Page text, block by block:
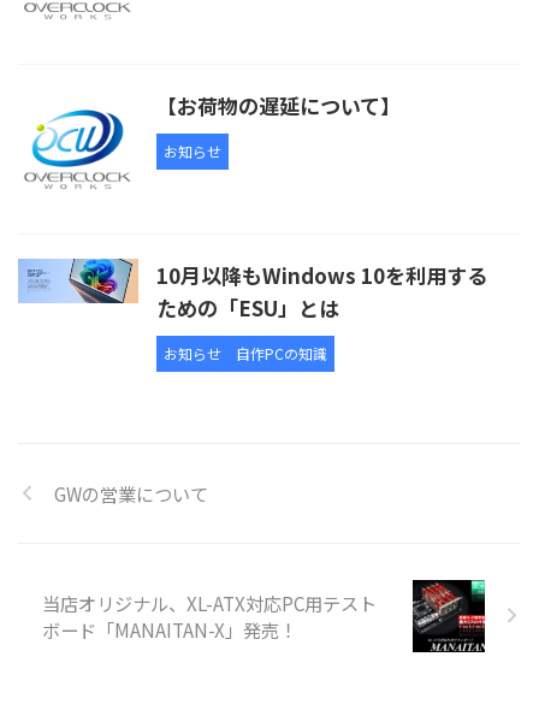
【お荷物の遅延について】
お知らせ
10月以降もWindows 10を利用する
ための「ESU」とは
お知らせ 自作PCの知識
GWの営業について
当店オリジナル、XL-ATX対応PC用テスト
ボード「MANAITAN-X」発売！